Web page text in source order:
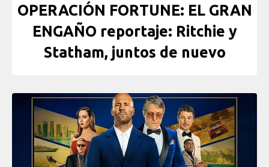
OPERACIÓN FORTUNE: EL GRAN
ENGAÑO reportaje: Ritchie y
Statham, juntos de nuevo